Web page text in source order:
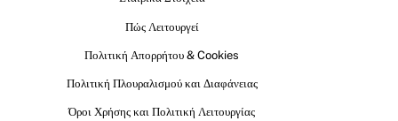
Πώς Λειτουργεί
Πολιτική Απορρήτου & Cookies
Πολιτική Πλουραλισμού και Διαφάνειας
Όροι Χρήσης και Πολιτική Λειτουργίας